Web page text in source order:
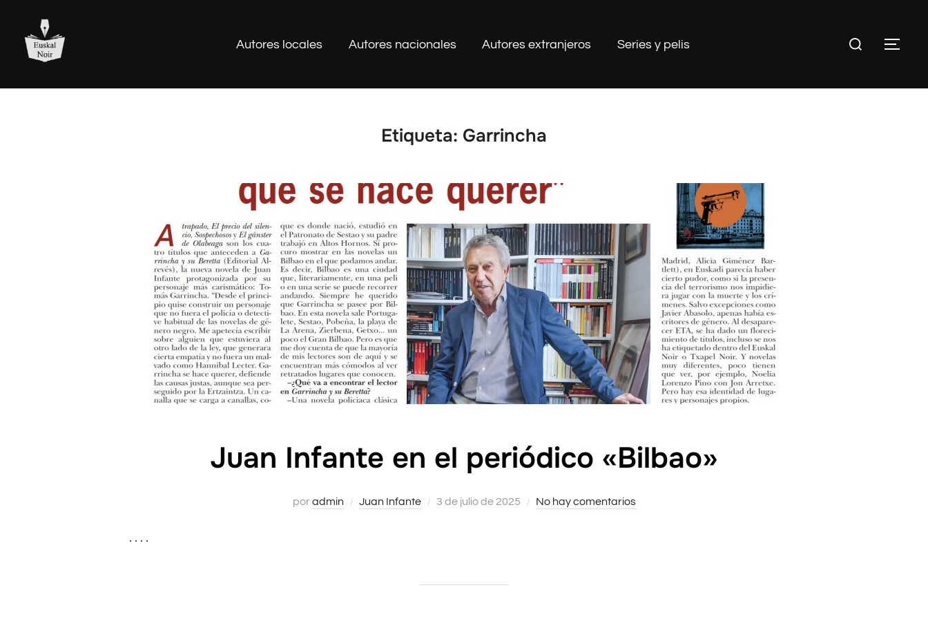
contenido
Autores locales Autores nacionales Autores extranjeros Series y pelis
Buscar:
Etiqueta: Garrincha
Juan Infante en el periódico «Bilbao»
poradmin Juan Infante
Publicado
3 de julio de 2025 No hay comentarios
. . . .